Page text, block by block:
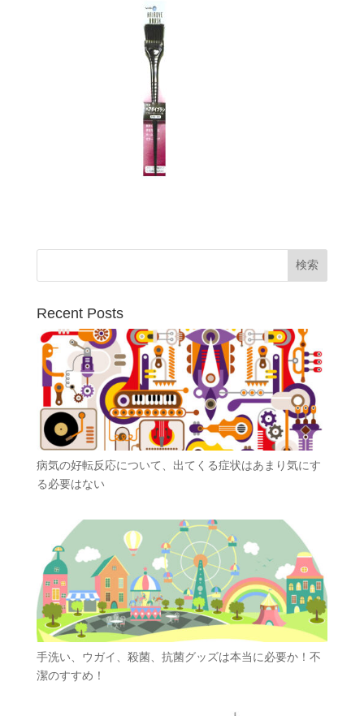
Recent Posts
病気の好転反応について、出てくる症状はあまり気にす
る必要はない
手洗い、ウガイ、殺菌、抗菌グッズは本当に必要か！不
潔のすすめ！